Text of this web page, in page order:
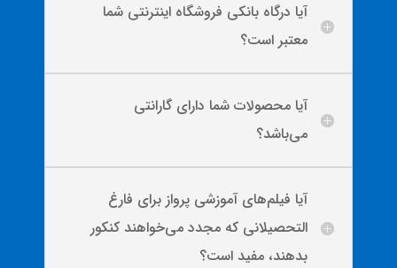
آیا درگاه بانکی فروشگاه اینترنتی شما
معتبر است؟
آیا محصولات شما دارای گارانتی
می‌باشد؟
آیا فیلم‌های آموزشی پرواز برای فارغ
التحصیلانی که مجدد می‌خواهند کنکور
بدهند، مفید است؟